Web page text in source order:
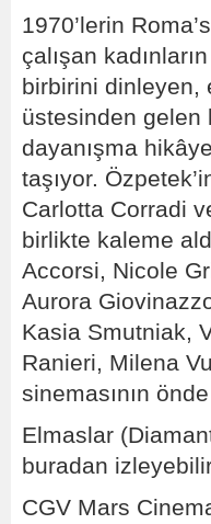
1970’lerin
çalışan
birbirini dinleyen,
üstesinden gelen
dayanışma
taşıyor.
Carlotta Corradi
birlikte kaleme
Accorsi, Nicole
Aurora
Kasia Smutniak,
Ranieri, Milena
sinemasının
Elmaslar
buradan
CGV Mars